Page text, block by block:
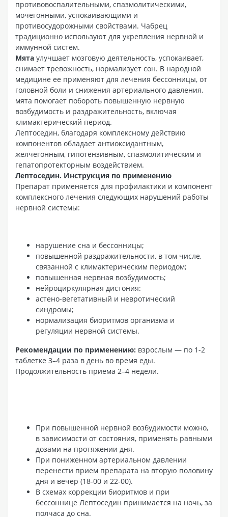
противовоспалительными, спазмолитическими,
мочегонными, успокаивающими и
противосудорожными свойствами. Чабрец
традиционно используют для укрепления нервной и
иммунной систем.
Мята улучшает мозговую деятельность, успокаивает,
снимает тревожность, нормализует сон. В народной
медицине ее применяют для лечения бессонницы, от
головной боли и снижения артериального давления,
мята помогает побороть повышенную нервную
возбудимость и раздражительность, включая
климактерический период.
Лептоседин, благодаря комплексному действию
компонентов обладает антиоксидантным,
желчегонным, гипотензивным, спазмолитическим и
гепатопротекторным воздействием.
Лептоседин. Инструкция по применению
Препарат применяется для профилактики и компонент
комплексного лечения следующих нарушений работы
нервной системы:
нарушение сна и бессонницы;
повышенной раздражительности, в том числе,
связанной с климактерическим периодом;
повышенная нервная возбудимость;
нейроциркулярная дистония:
астено-вегетативный и невротический
синдромы;
нормализация биоритмов организма и
регуляции нервной системы.
Рекомендации по применению: взрослым — по 1-2
таблетке 3–4 раза в день во время еды.
Продолжительность приема 2–4 недели.
При повышенной нервной возбудимости можно,
в зависимости от состояния, применять равными
дозами на протяжении дня.
При пониженном артериальном давлении
перенести прием препарата на вторую половину
дня и вечер (18-00 и 22-00).
В схемах коррекции биоритмов и при
бессоннице Лептоседин принимается на ночь, за
полчаса до сна.